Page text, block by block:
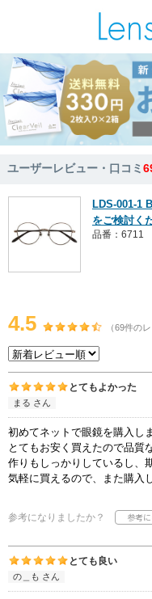
ユーザーレビュー・口コミ
LDS-001-1
をご検討く
品番：6711
4.5 （69件の
とてもよかった
まる さん
初めてネットで眼鏡を購入し
とてもお安く買えたので品質
作りもしっかりしているし、
気軽に買えるので、また購入
参考になりましたか？
とても良い
の＿も さん